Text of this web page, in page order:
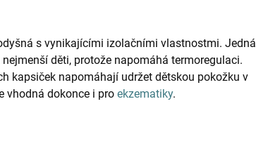
s vynikajícími izolačními vlastnostmi. Jedná
děti, protože napomáhá termoregulaci.
kapsiček napomáhají udržet dětskou pokožku v
vhodná dokonce i pro ekzematiky.